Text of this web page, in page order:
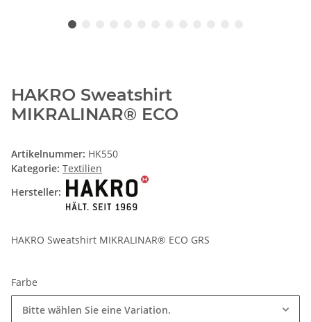
HAKRO Sweatshirt
MIKRALINAR® ECO
Artikelnummer: HK550
Kategorie: Textilien
Hersteller:
HAKRO Sweatshirt MIKRALINAR® ECO GRS
Farbe
Bitte wählen Sie eine Variation.